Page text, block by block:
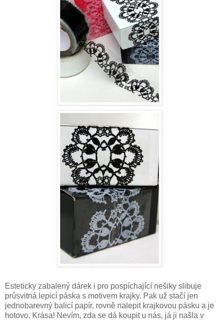
Esteticky zabalený dárek i pro pospíchající nešiky slibuje
průsvitná lepicí páska s motivem krajky. Pak už stačí jen
jednobarevný balicí papír, rovně nalepit krajkovou pásku a je
hotovo. Krása! Nevím, zda se dá koupit u nás, já ji našla v